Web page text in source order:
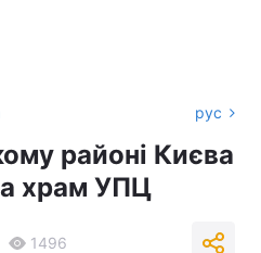
рус
районі Києва
храм УПЦ
1496